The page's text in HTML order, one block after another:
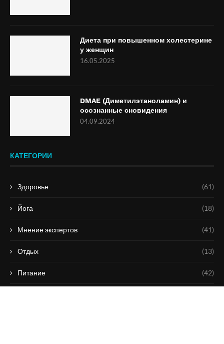
Диета при повышенном холестерине
у женщин
16.05.2025
DMAE (Диметилэтаноламин) и
осознанные сновидения
04.09.2024
КАТЕГОРИИ
Здоровье (61)
Йога (18)
Мнение экспертов (41)
Отдых (13)
Питание (42)